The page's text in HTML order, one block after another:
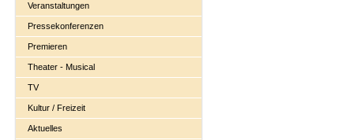
Veranstaltungen
Pressekonferenzen
Premieren
Theater - Musical
TV
Kultur / Freizeit
Aktuelles